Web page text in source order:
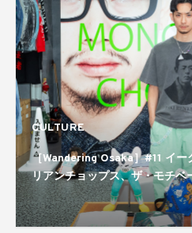
CULTURE
［Wandering Osaka］#11 イ
リアンチョップス、ザ・モチベ